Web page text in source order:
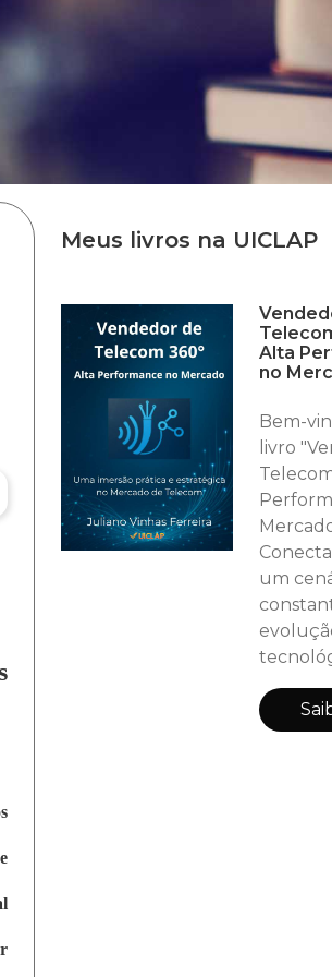
Meus livros na UICLAP
Alta
no
Bem-
livro
um
setor de